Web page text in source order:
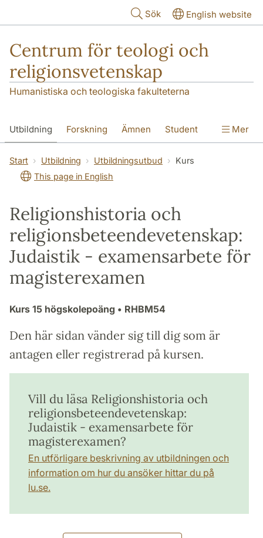
Sök English website
Centrum för teologi och
religionsvetenskap
Humanistiska och teologiska fakulteterna
Utbildning Forskning Ämnen Student
Institutionen
Mer
Start Utbildning Utbildningsutbud
Kurs
This page in English
Religionshistoria och
religionsbeteendevetenskap:
Judaistik - examensarbete för
magisterexamen
Kurs 15 högskolepoäng • RHBM54
Den här sidan vänder sig till dig som är
antagen eller registrerad på kursen.
Vill du läsa Religionshistoria och
religionsbeteendevetenskap:
Judaistik - examensarbete för
magisterexamen?
En utförligare beskrivning av utbildningen och
information om hur du ansöker hittar du på
lu.se.